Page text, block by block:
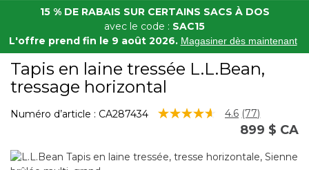
15 % DE RABAIS SUR CERTAINS SACS À DOS
avec le code : SAC15
L'offre prend fin le 9 août 2026. Magasiner dès maintenant
Tapis en laine tressée L.L.Bean,
tressage horizontal
Numéro d’article : CA287434 3,4 sur 5 Évaluation des clients
4.6 Lire
les
Lien
(77)
899 $ CA